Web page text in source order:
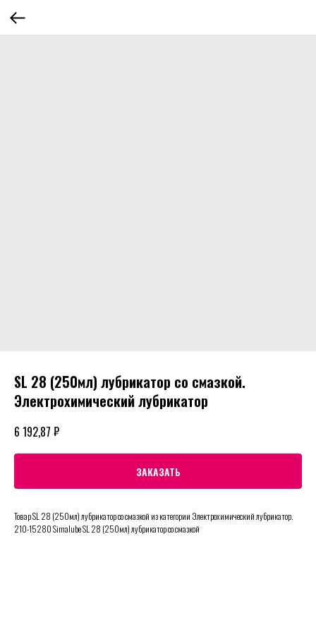
SL 28 (250мл) лубрикатор со смазкой.
Электрохимический лубрикатор
6 192,87 ₽
ЗАКАЗАТЬ
Товар SL 28 (250мл) лубрикатор со смазкой из категории Электрохимический лубрикатор.
210-15280 Simalube SL 28 (250мл) лубрикатор со смазкой